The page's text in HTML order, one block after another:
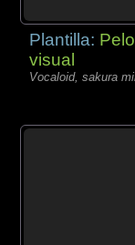
Plantilla:
visual
Vocaloid, sakura